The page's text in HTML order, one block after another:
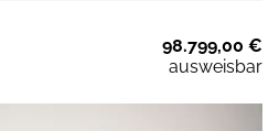
98.799,00 €
ausweisbar